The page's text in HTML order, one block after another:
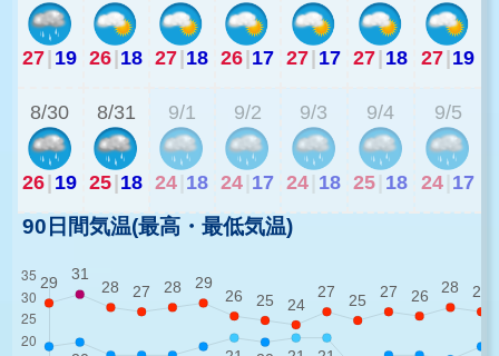
27| 19 26|18 27|18 26|17 27| 17 27| 18 27|19
8/30
26| 19
8/31
25|18
9/1
24 18
9/2
24 17
9/3
24 18
9/4
25 18
9/5
24 17
90日間気温(最高・最低気温)